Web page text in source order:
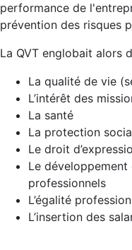
performance de
prévention des risques
La QVT englobait alors
La qualité de vie
L’intérêt des
La santé
La protection
Le droit
Le
professionnels
L’égalité
L’insertion des